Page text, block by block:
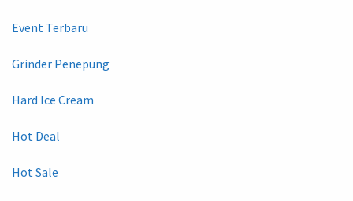
Event Terbaru
Grinder Penepung
Hard Ice Cream
Hot Deal
Hot Sale